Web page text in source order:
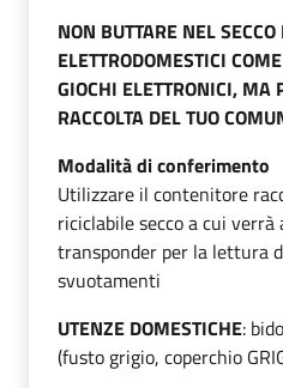
NON BUTTARE NEL
ELETTRODOMESTICI
GIOCHI ELETTRONICI, MA
RACCOLTA DEL TUO
Modalità di conferimento
Utilizzare il contenitore
riciclabile secco a cui verrà
transponder per la lettura
svuotamenti
UTENZE DOMESTICHE:
(fusto grigio, coperchio